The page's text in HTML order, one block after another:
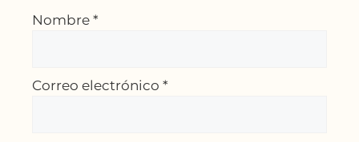
Nombre *
Correo electrónico *